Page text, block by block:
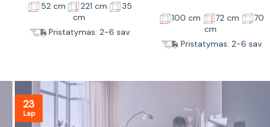
52 cm 221 cm
35
cm
Pristatymas: 2-6 sav.
100 cm 72 cm
70
cm
Pristatymas: 2-6 sav.
23
Lap